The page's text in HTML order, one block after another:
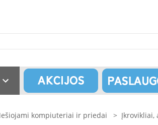
kompiuteriai ir priedai > Įkrovikliai,